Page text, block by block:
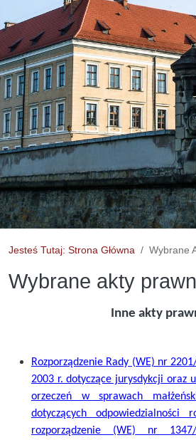
Jesteś Tutaj: Strona Główna Wybrane
Wybrane akty
Inne akty
Rozporządzenie Rady (WE) nr
2003 r. dotyczące jurysdykcji oraz
orzeczeń w sprawach
dotyczących odpowiedzialności
rozporządzenie (WE) nr